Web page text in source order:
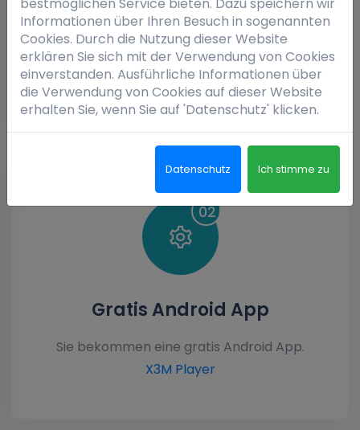
Informationen über Ihren Besuch in sogenannten
Cookies. Durch die Nutzung dieser Website
erklären Sie sich mit der Verwendung von Cookies
einverstanden. Ausführliche Informationen über
die Verwendung von Cookies auf dieser Website
erhalten Sie, wenn Sie auf 'Datenschutz' klicken.
Datenschutz Ich stimme zu
EPG Service
EPG Daten für über 45 Länder weltweit
sind Inklusive
02
Gratis Android App
Sie bekommen eine gratis Android App.
X3M Player